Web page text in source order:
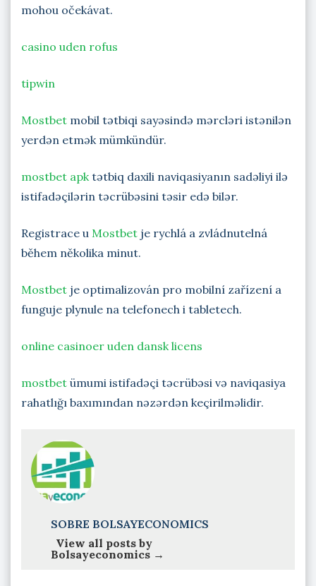
mohou očekávat.
casino uden rofus
tipwin
Mostbet mobil tətbiqi sayəsində mərcləri istənilən
yerdən etmək mümkündür.
mostbet apktətbiq daxili naviqasiyanın sadəliyi ilə
istifadəçilərin təcrübəsini təsir edə bilər.
Registrace u Mostbet je rychlá a zvládnutelná
během několika minut.
Mostbet je optimalizován pro mobilní zařízení a
funguje plynule na telefonech i tabletech.
online casinoer uden dansk licens
mostbet ümumi istifadəçi təcrübəsi və naviqasiya
rahatlığı baxımından nəzərdən keçirilməlidir.
SOBRE BOLSAYECONOMICS
View all posts by
Bolsayeconomics →